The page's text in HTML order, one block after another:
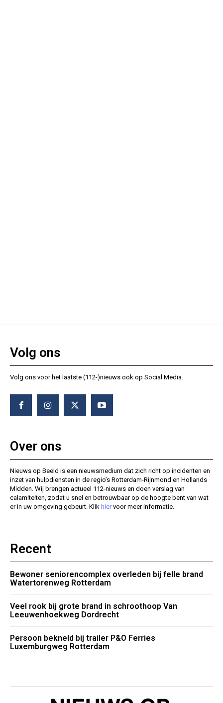
Volg ons
Volg ons voor het laatste (112-)nieuws ook op Social Media.
Over ons
Nieuws op Beeld is een nieuwsmedium dat zich richt op incidenten en
inzet van hulpdiensten in de regio’s Rotterdam-Rijnmond en Hollands
Midden. Wij brengen actueel 112-nieuws en doen verslag van
calamiteiten, zodat u snel en betrouwbaar op de hoogte bent van wat
er in uw omgeving gebeurt. Klik hiervoor meer informatie.
Recent
Bewoner seniorencomplex overleden bij felle brand
Watertorenweg Rotterdam
Veel rook bij grote brand in schroothoop Van
Leeuwenhoekweg Dordrecht
Persoon bekneld bij trailer P&O Ferries
Luxemburgweg Rotterdam